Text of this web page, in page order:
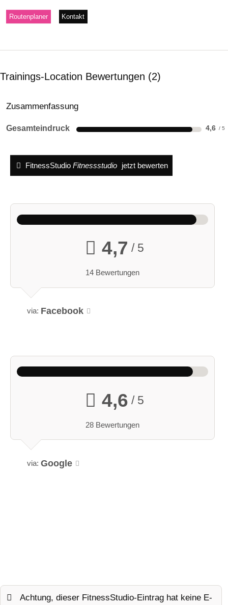
Routenplaner Kontakt
Trainings-Location Bewertungen 2
Zusammenfassung
Gesamteindruck 4,6
FitnessStudio Fitnessstudio jetzt bewerten
4,7 / 5
14 Bewertungen
via: Facebook
4,6 / 5
28 Bewertungen
via: Google
Achtung, dieser FitnessStudio-Eintrag hat keine E-